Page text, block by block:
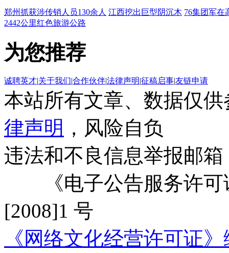
郑州抓获涉传销人员130余人 江西挖出巨型阴沉木 76集团军在
2442公里红色旅游公路
为您推荐
诚聘英才|关于我们|合作伙伴|法律声明|征稿启事|友链申请
本站所有文章、数据仅
律声明 ，风险自负
违法和不良信息举报邮箱
《电子公告服务许可
[2008]1 号
《网络文化经营许可证